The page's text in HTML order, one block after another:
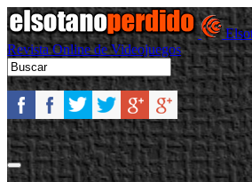
Revista Online de Videojuegos